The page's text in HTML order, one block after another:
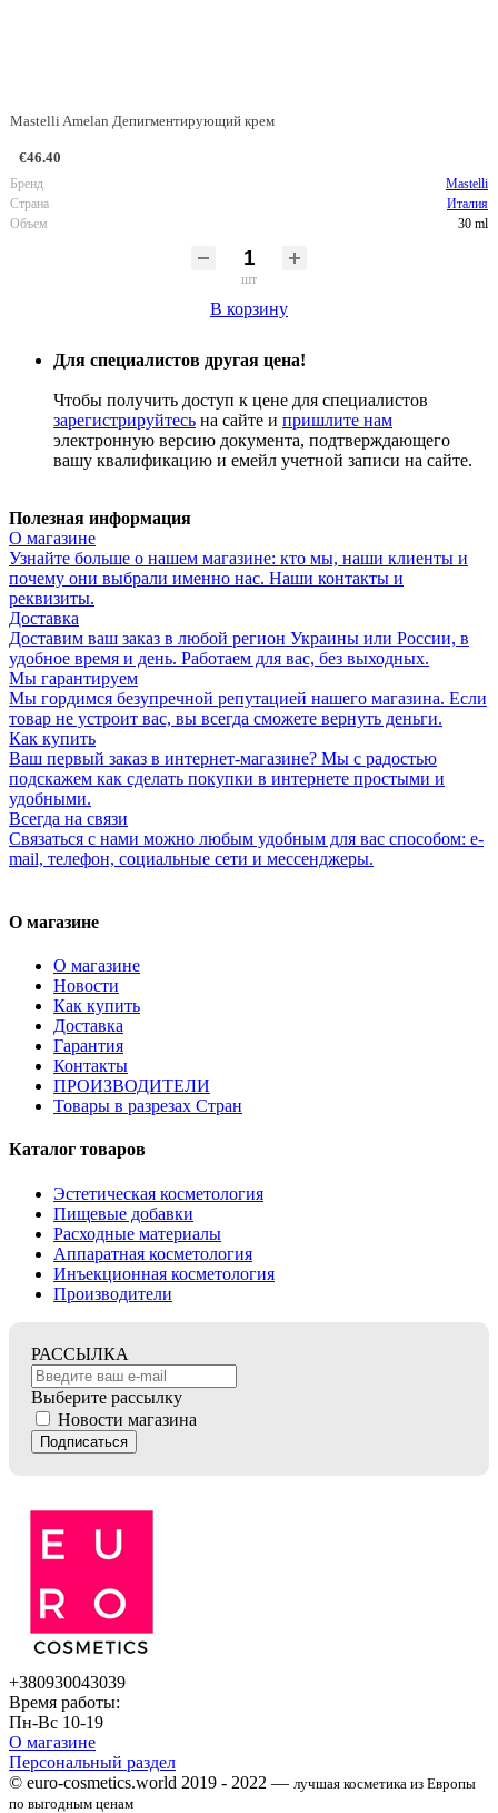
Mastelli Amelan Депигментирующий крем
€46.40
Бренд
Mastelli
Страна
Италия
Объем
30 ml
шт
В корзину
Для специалистов другая цена!
Чтобы получить доступ к цене для специалистов
зарегистрируйтесь на сайте и пришлите нам
электронную версию документа, подтверждающего
вашу квалификацию и емейл учетной записи на сайте.
Полезная информация
О магазине
Узнайте больше о нашем магазине: кто мы, наши клиенты и
почему они выбрали именно нас. Наши контакты и
реквизиты.
Доставка
Доставим ваш заказ в любой регион Украины или России, в
удобное время и день. Работаем для вас, без выходных.
Мы гарантируем
Мы гордимся безупречной репутацией нашего магазина. Если
товар не устроит вас, вы всегда сможете вернуть деньги.
Как купить
Ваш первый заказ в интернет-магазине? Мы с радостью
подскажем как сделать покупки в интернете простыми и
удобными.
Всегда на связи
Связаться с нами можно любым удобным для вас способом: e-
mail, телефон, социальные сети и мессенджеры.
О магазине
О магазине
Новости
Как купить
Доставка
Гарантия
Контакты
ПРОИЗВОДИТЕЛИ
Товары в разрезах Стран
Каталог товаров
Эстетическая косметология
Пищевые добавки
Расходные материалы
Аппаратная косметология
Инъекционная косметология
Производители
РАССЫЛКА
Выберите рассылку
Новости магазина
Подписаться
+380930043039
Время работы:
Пн-Вс 10-19
О магазине
Персональный раздел
© euro-cosmetics.world 2019 - 2022 — лучшая косметика из Европы
по выгодным ценам